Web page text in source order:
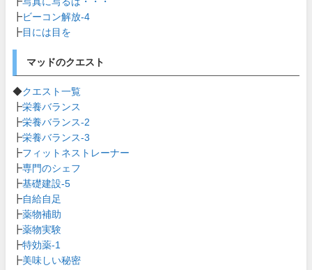
┣ビーコン解放-4
┣目には目を
マッドのクエスト
◆クエスト一覧
┣栄養バランス
┣栄養バランス-2
┣栄養バランス-3
┣フィットネストレーナー
┣専門のシェフ
┣基礎建設-5
┣自給自足
┣薬物補助
┣薬物実験
┣特効薬-1
┣美味しい秘密